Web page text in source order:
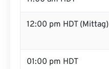
12:00 pm HDT (Mittag)
01:00 pm HDT